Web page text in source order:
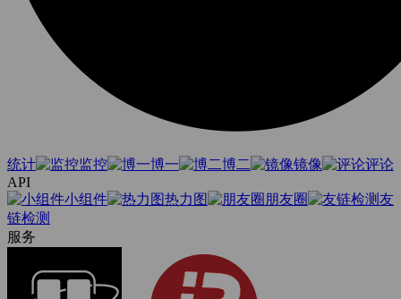
统计 监控 博一 博二 镜像
评论
API
小组件
热力图 朋友圈
友
链检测
服务